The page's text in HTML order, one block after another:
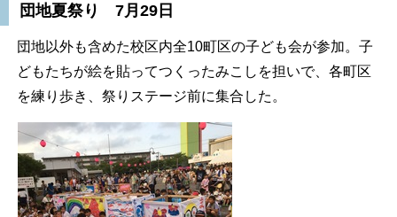
団地夏祭り 7月29日
団地以外も含めた校区内全10町区の子ども会が参加。子
どもたちが絵を貼ってつくったみこしを担いで、各町区
を練り歩き、祭りステージ前に集合した。